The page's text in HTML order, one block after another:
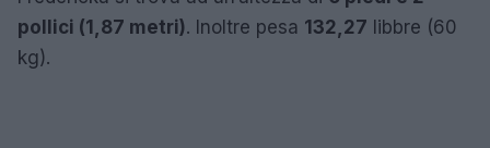
pollici (1,87 metri). Inoltre pesa 132,27 libbre (60
kg).